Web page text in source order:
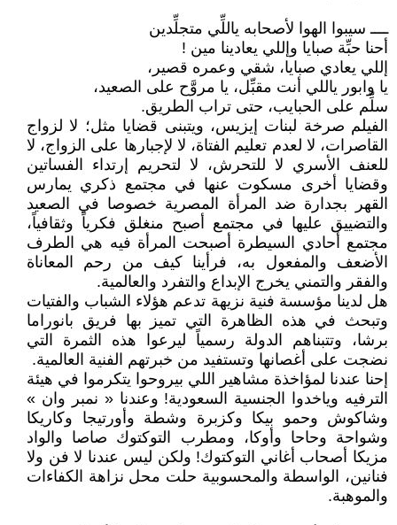
ــــ سيبوا الهوا لأصحابه ياللِّي متجلِّدين
أحنا حبِّة صبايا وإللي يعادينا مين !
إللي يعادي صبايا، شقي وعمره قصير،
يا وابور ياللي أنت مقبِّل، يا مروَّح على الصعيد،
سلِّم على الحبايب، حتى تراب الطريق.
الفيلم صرخة لبنات إيزيس، ويتبنى قضايا مثل؛ لا لزواج
القاصرات، لا لعدم تعليم الفتاة، لا لإجبارها على الزواج، لا
للعنف الأسري لا للتحرش، لا لتحريم إرتداء الفساتين
وقضايا أخرى مسكوت عنها في مجتمع ذكري يمارس
القهر بجدارة ضد المرأة المصرية خصوصا في الصعيد
والتضييق عليها في مجتمع أصبح منغلق فكرياً وثقافياً،
مجتمع أحادي السيطرة أصبحت المرأة فيه هي الطرف
الأضعف والمفعول به، فرأينا كيف من رحم المعاناة
والفقر والتمني يخرج الإبداع والتفرد والعالمية.
هل لدينا مؤسسة فنية نزيهة تدعم هؤلاء الشباب والفتيات
وتبحث في هذه الظاهرة التي تميز بها فريق بانوراما
برشا، وتتبناهم الدولة رسمياً ليرعوا هذه الثمرة التي
نضجت على أغصانها وتستفيد من خبرتهم الفنية العالمية.
إحنا عندنا لمؤاخذة مشاهير اللي بيروحوا يتكرموا في هيئة
الترفيه وياخدوا الجنسية السعودية! وعندنا « نمبر وان »
وشاكوش وحمو بيكا وكزبرة وشطة وأورتيجا وكاريكا
وشواحة وحاحا وأوكا، ومطرب التوكتوك صاصا والواد
مزيكا أصحاب أغاني التوكتوك! ولكن ليس عندنا لا فن ولا
فنانين، الواسطة والمحسوبية حلت محل نزاهة الكفاءات
والموهبة.